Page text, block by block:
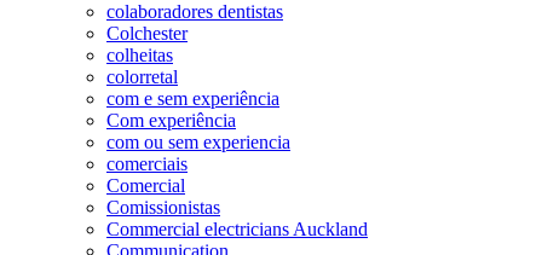
colaboradores dentistas
Colchester
colheitas
colorretal
com e sem experiência
Com experiência
com ou sem experiencia
comerciais
Comercial
Comissionistas
Commercial electricians Auckland
Communication